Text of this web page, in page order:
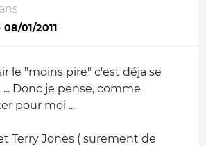
01/2011
le "moins pire" c'est déja se
Donc je pense, comme
pour moi ...
Terry Jones ( surement de